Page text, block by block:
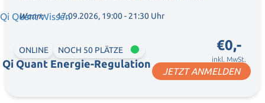
Qi Quant Wissen
Qi Quant Energie-Regulation
Wann: 17.09.2026, 19:00 - 21:30 Uhr
ONLINE NOCH 50 PLÄTZE €0,-
inkl. MwSt.
JETZT ANMELDEN